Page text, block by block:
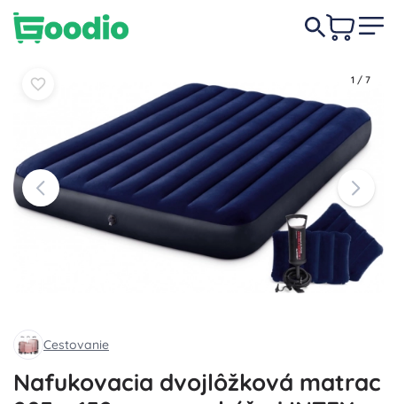
1 / 7
Cestovanie
Nafukovacia dvojlôžková matrac
-15% 32,50 €
Do košíka